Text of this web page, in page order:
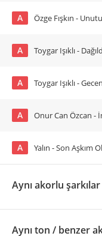
A Özge Fışkın -
A Toygar Işıklı -
A Toygar Işıklı -
A Onur Can Özcan -
A Yalın - Son Aşkım
Aynı akorlu şarkılar
Aynı ton / benzer